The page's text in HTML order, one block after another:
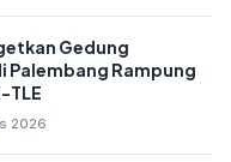
Gedung
Palembang Rampung
TLE
2026